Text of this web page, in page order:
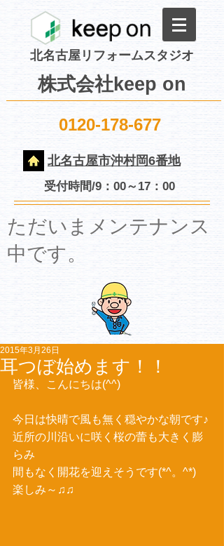
北名古屋リフォームスタジオ
株式会社keep on
0120-178-677
北名古屋市沖村岡6番地
受付時間/9：00～17：00
​ただいまメンテナンス
中です。
耳つぼ始めます！！
2015年3月26日
皆様、こんにちは(^^)
今日は快晴で風も無く穏やかな朝です♪
近所の川沿いに咲く桜の蕾も大きく膨
らみ
間もなく開花を迎えそうです(*^。^*)
楽しみ～♫♫